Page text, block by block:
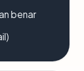
benar